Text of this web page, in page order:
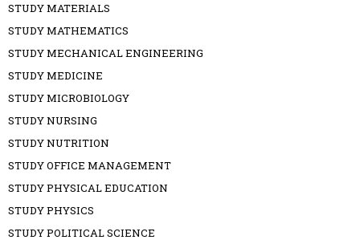
STUDY MATERIALS
STUDY MATHEMATICS
STUDY MECHANICAL ENGINEERING
STUDY MEDICINE
STUDY MICROBIOLOGY
STUDY NURSING
STUDY NUTRITION
STUDY OFFICE MANAGEMENT
STUDY PHYSICAL EDUCATION
STUDY PHYSICS
STUDY POLITICAL SCIENCE